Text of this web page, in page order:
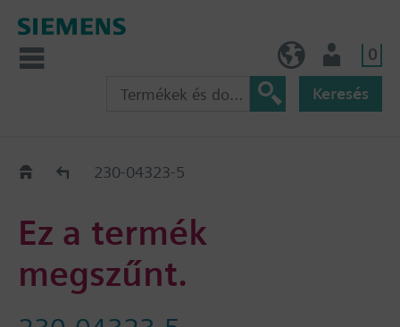
0
Keresés
Régi-Új Kiváltási segédlet
230-04323-5
Ez a termék
megszűnt.